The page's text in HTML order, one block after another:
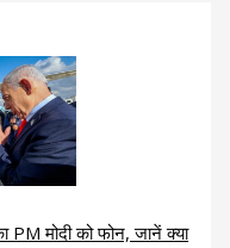
PM मोदी को फोन, जानें क्या